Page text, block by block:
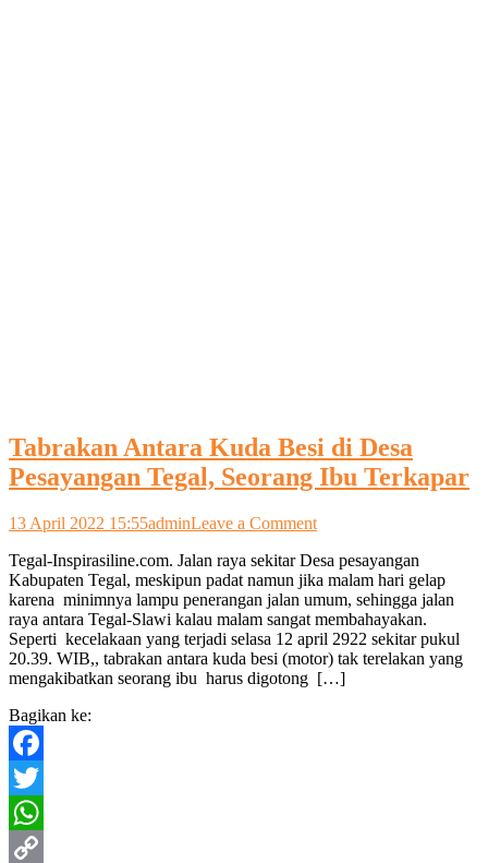
Tabrakan Antara Kuda Besi di Desa
Pesayangan Tegal, Seorang Ibu Terkapar
13 April 2022 15:55adminLeave a Commenton
Antara
Kuda
Besi
di
Desa
Pesayangan
Tegal,
Tegal-Inspirasiline.com. Jalan raya sekitar Desa pesayangan
Kabupaten Tegal, meskipun padat namun jika malam hari gelap
karena minimnya lampu penerangan jalan umum, sehingga jalan
raya antara Tegal-Slawi kalau malam sangat membahayakan.
Seperti kecelakaan yang terjadi selasa 12 april 2922 sekitar pukul
20.39. WIB,, tabrakan antara kuda besi (motor) tak terelakan yang
mengakibatkan seorang ibu harus digotong […]
Bagikan ke:
Facebook
Twitter
WhatsApp